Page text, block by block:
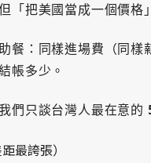
「把美國當成一個價格
餐：同樣進場費（同
帳多少。
們只談台灣人最在意的
最誇張）